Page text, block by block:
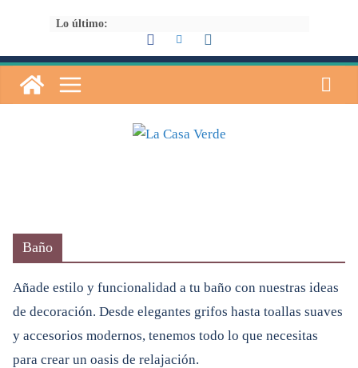
contenido
Lo último:
Baño
Añade estilo y funcionalidad a tu baño con nuestras ideas
de decoración. Desde elegantes grifos hasta toallas suaves
y accesorios modernos, tenemos todo lo que necesitas
para crear un oasis de relajación.